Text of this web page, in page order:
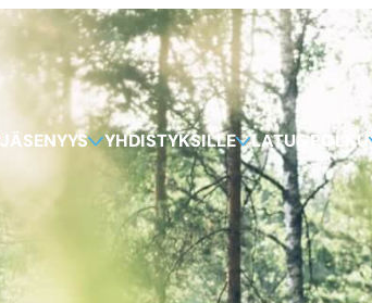
JÄSENYYS YHDISTYKSILLE LATU&POLKU